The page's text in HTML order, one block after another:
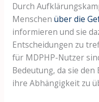
Durch
Menschen über die
informieren und sie
Entscheidungen zu
für MDPHP-Nutzer
Bedeutung, da sie
ihre Abhängigkeit zu